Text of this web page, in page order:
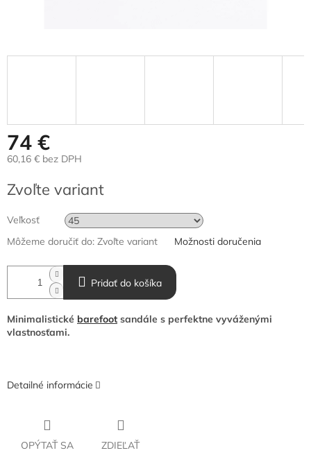
74 €
60,16 € bez DPH
cena:
Zvoľte variant
Veľkosť
Môžeme doručiť do: Zvoľte variant Možnosti doručenia
Pridať do košíka
Minimalistické barefoot sandále s perfektne vyváženými
vlastnosťami.
Detailné informácie
OPÝTAŤ SA ZDIEĽAŤ